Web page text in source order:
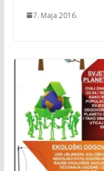
7. Maja 2016.